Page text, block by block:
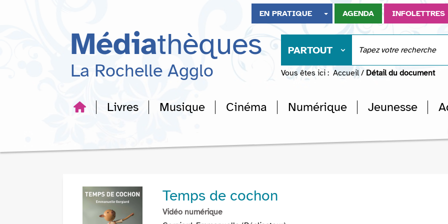
recherche
EN PRATIQUE AGENDA INFOLETTRES
Médiathèques
La Rochelle Agglo
PARTOUT
Vous êtes ici : Accueil / Détail du document
Livres Musique Cinéma Numérique Jeunesse
Temps de cochon
Vidéo numérique